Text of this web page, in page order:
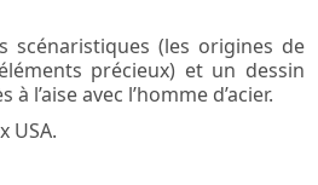
scénaristiques (les origines de
précieux) et un dessin
à l’aise avec l’homme d’acier.
USA.